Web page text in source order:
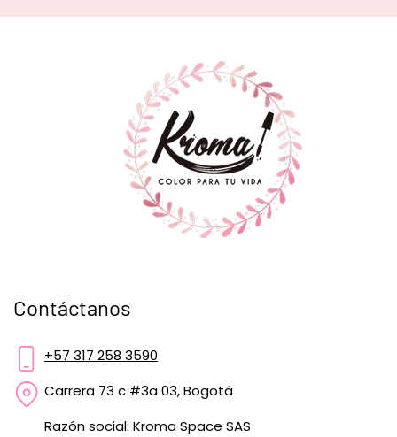
Contáctanos
+57 317 258 3590
Carrera 73 c #3a 03, Bogotá
Razón social: Kroma Space SAS